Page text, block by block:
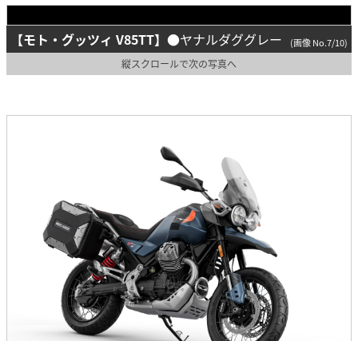
【モト・グッツィ V85TT】 ●ヤナルダググレー (画像 No.7/10)
縦スクロールで次の写真へ